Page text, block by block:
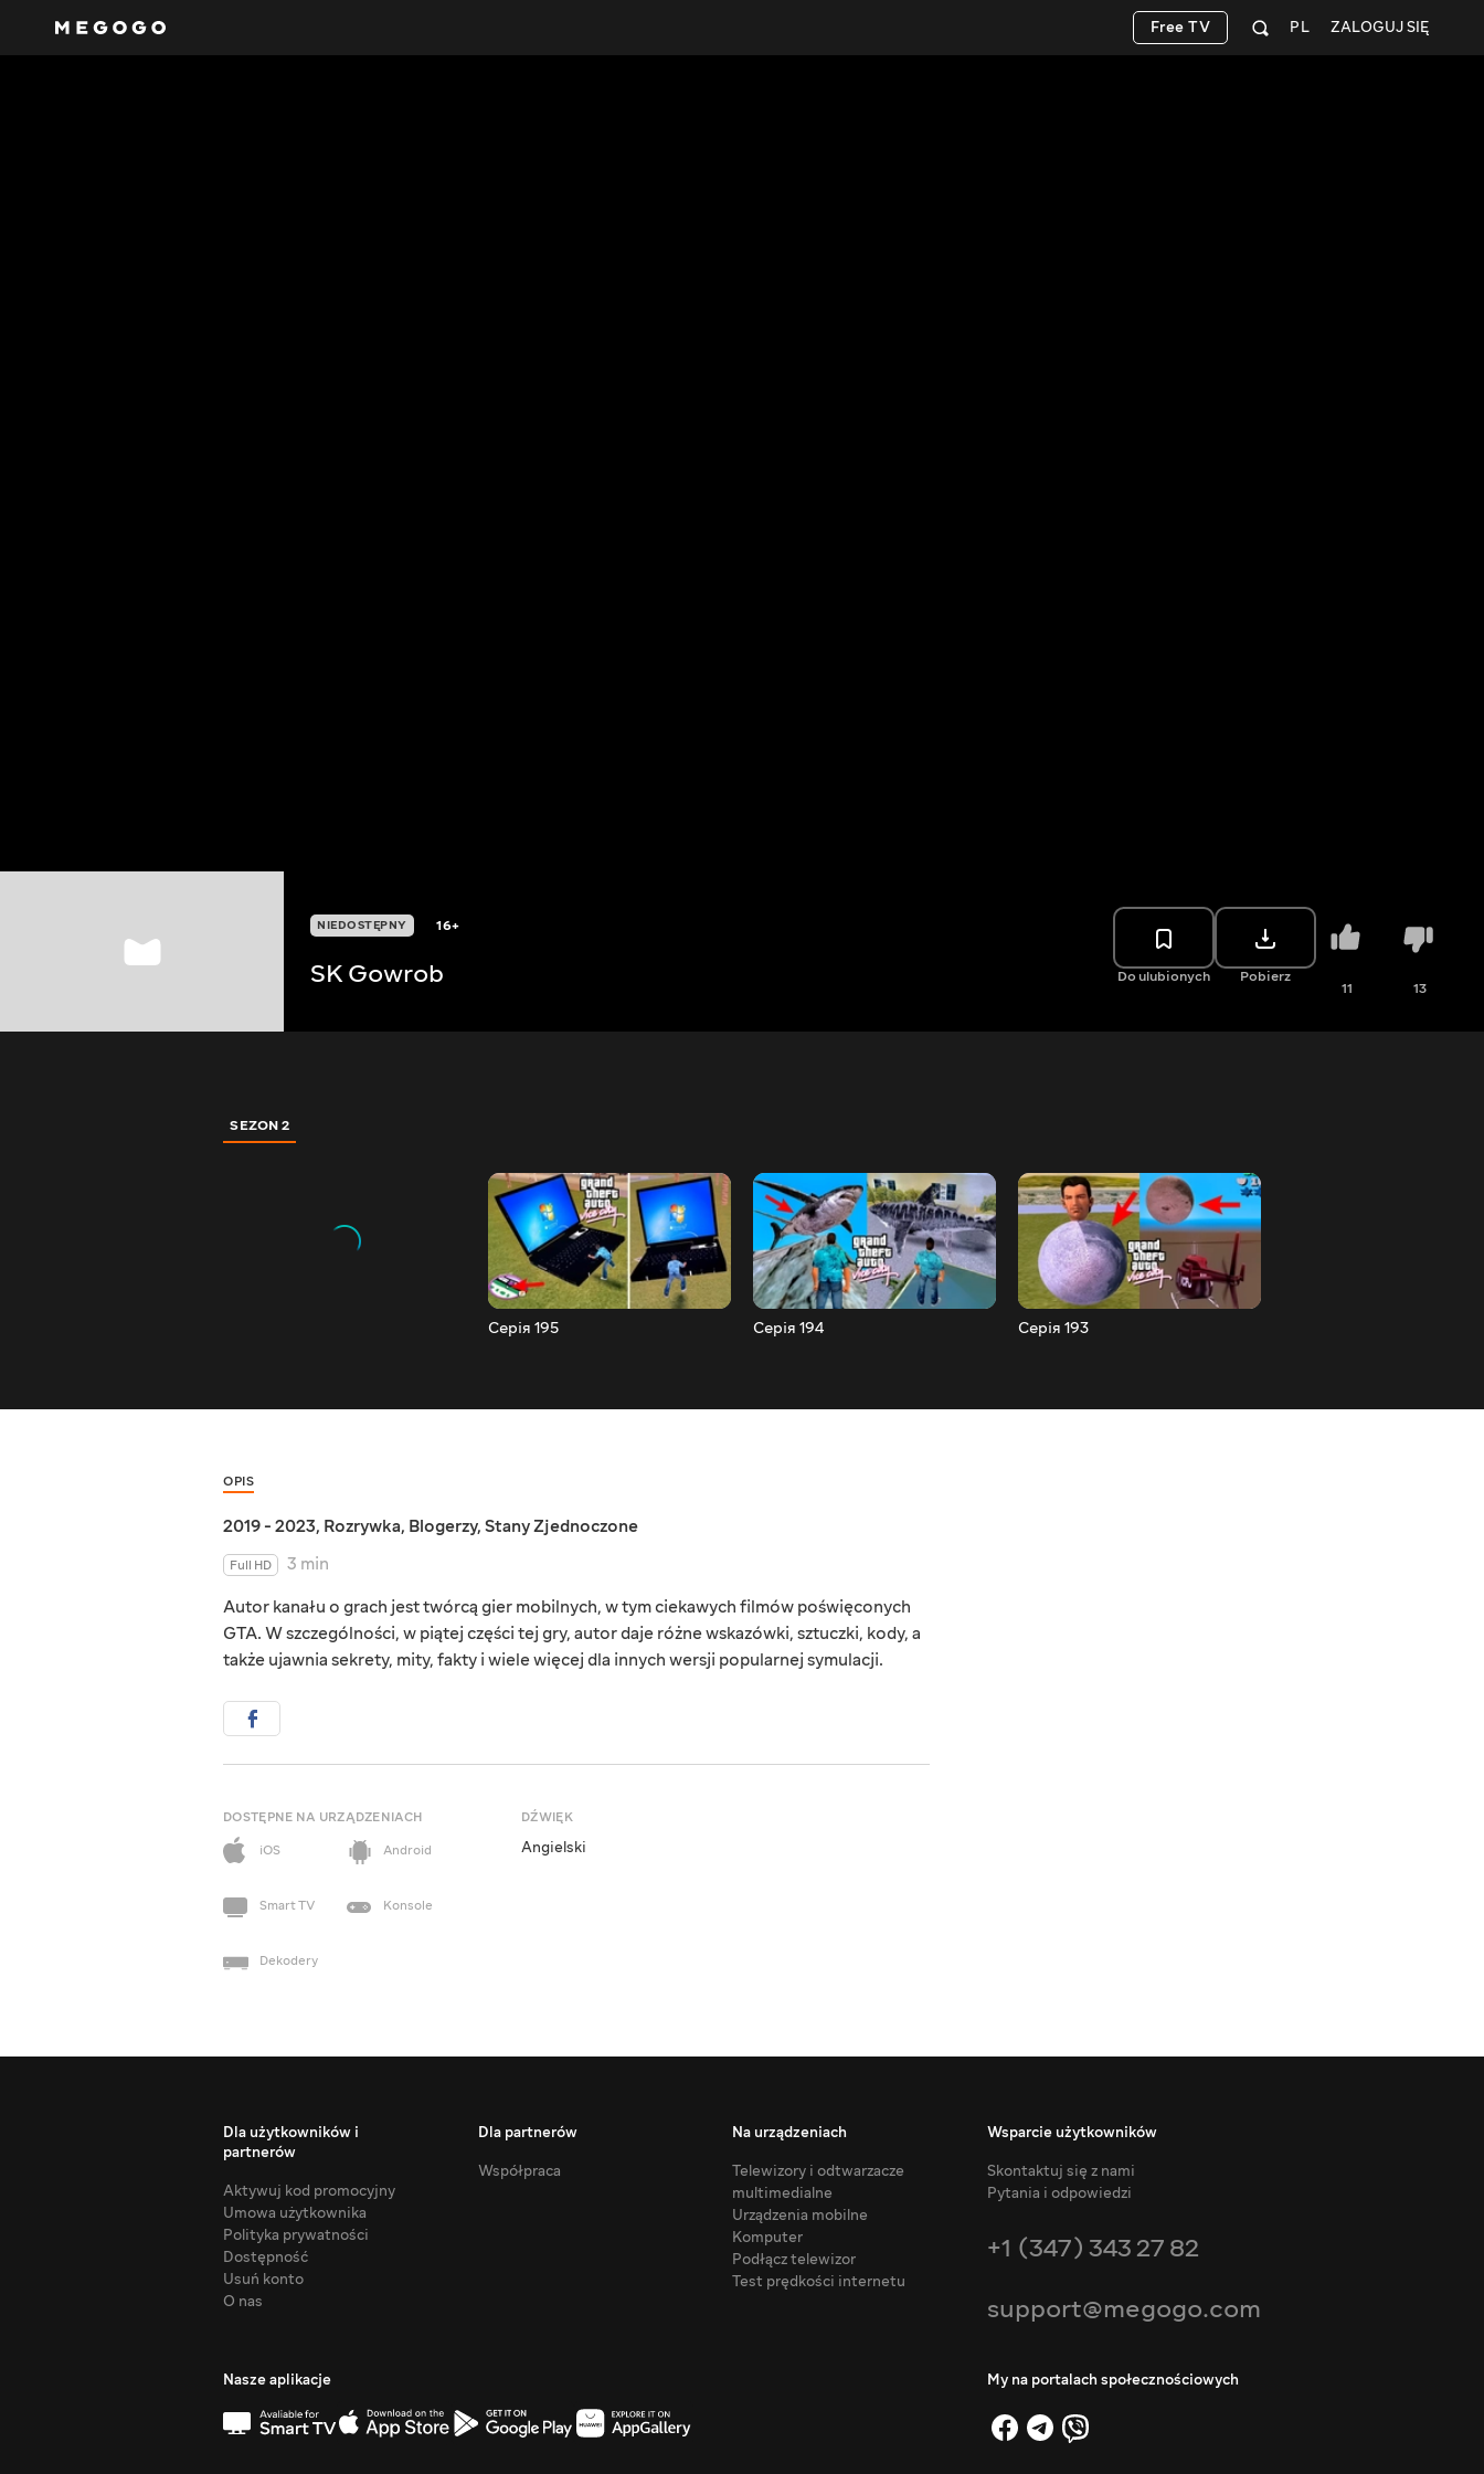
ZALOGUJ SIĘ
PL
Free TV
NIEDOSTĘPNY 16+
SK Gowrob Do ulubionych Pobierz
11 13
SEZON 2
Серія 195 Серія 194 Серія 193
OPIS
2019 - 2023, Rozrywka, Blogerzy, Stany Zjednoczone
Full HD
3 min
Autor kanału o grach jest twórcą gier mobilnych, w tym ciekawych filmów poświęconych
GTA. W szczególności, w piątej części tej gry, autor daje różne wskazówki, sztuczki, kody, a
także ujawnia sekrety, mity, fakty i wiele więcej dla innych wersji popularnej symulacji.
DOSTĘPNE NA URZĄDZENIACH
iOS
Android
Smart TV Konsole
Dekodery
DŹWIĘK
Angielski
Dla użytkowników i
partnerów
Aktywuj kod promocyjny
Umowa użytkownika
Polityka prywatności
Dostępność
Usuń konto
O nas
Dla partnerów
Współpraca
Na urządzeniach
Telewizory i odtwarzacze
multimedialne
Urządzenia mobilne
Komputer
Podłącz telewizor
Test prędkości internetu
Wsparcie użytkowników
Skontaktuj się z nami
Pytania i odpowiedzi
+1 (347) 343 27 82
support@megogo.com
Nasze aplikacje My na portalach społecznościowych